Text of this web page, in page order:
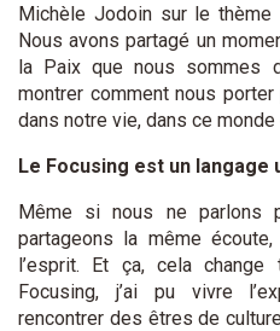
Michèle Jodoin sur le thème
Nous avons partagé un
la Paix que nous sommes
montrer comment nous
dans notre vie, dans ce
Le Focusing est un langage
Même si nous ne parlons
partageons la même
l’esprit. Et ça, cela
Focusing, j’ai pu vivre
rencontrer des êtres de